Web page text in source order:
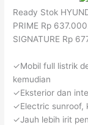
Ready Stok
PRIME Rp
SIGNATURE Rp
✓Mobil full listrik
kemudian
✓Eksterior dan
✓Electric sunroof,
✓Jauh lebih irit